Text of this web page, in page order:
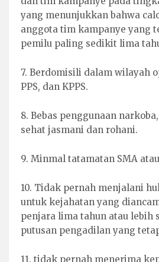
yang menunjukkan bahwa
anggota tim kampanye yang
pemilu paling sedikit lima
7. Berdomisili dalam wilayah
PPS, dan KPPS.
8. Bebas penggunaan
sehat jasmani dan rohani.
9. Minmal tatamatan SMA
10. Tidak pernah menjalani
untuk kejahatan yang
penjara lima tahun atau lebih
putusan pengadilan yang
11. tidak pernah menerima